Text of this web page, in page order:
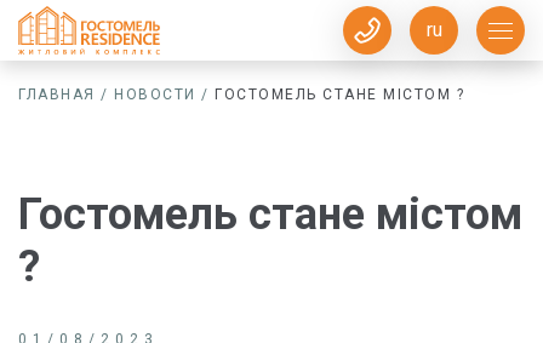
ru
ГЛАВНАЯ / НОВОСТИ / ГОСТОМЕЛЬ СТАНЕ МІСТОМ ?
Гостомель стане містом
?
01/08/2023